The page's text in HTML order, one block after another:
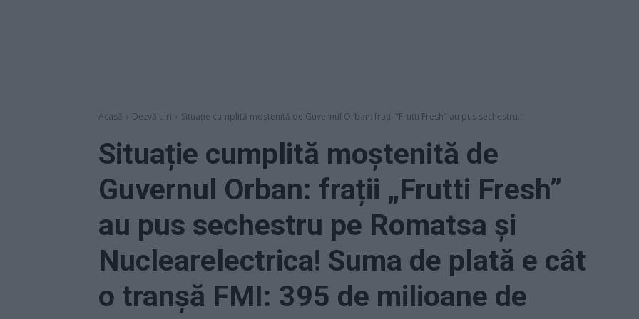
Acasă Dezvăluiri Situație cumplită moștenită de Guvernul Orban: frații "Frutti Fresh" au pus sechestru...
Situație cumplită moștenită de
Guvernul Orban: frații „Frutti Fresh”
au pus sechestru pe Romatsa și
Nuclearelectrica! Suma de plată e cât
o tranșă FMI: 395 de milioane de